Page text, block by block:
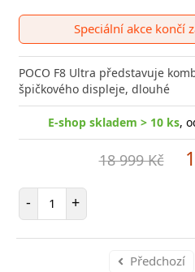
Speciální akce končí
POCO F8 Ultra představuje
špičkového displeje, dlouhé
E-shop skladem > 10 ks,
18 999 Kč
- Počet položek
+
Předchozí